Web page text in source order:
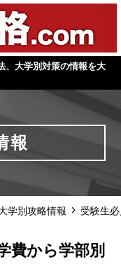
、大学別対策の情報を大
報
学別攻略情報 受験生
費から学部別